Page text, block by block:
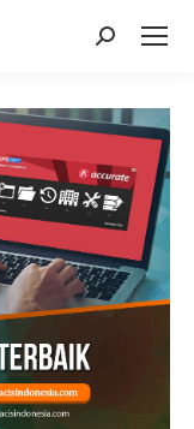
Search: